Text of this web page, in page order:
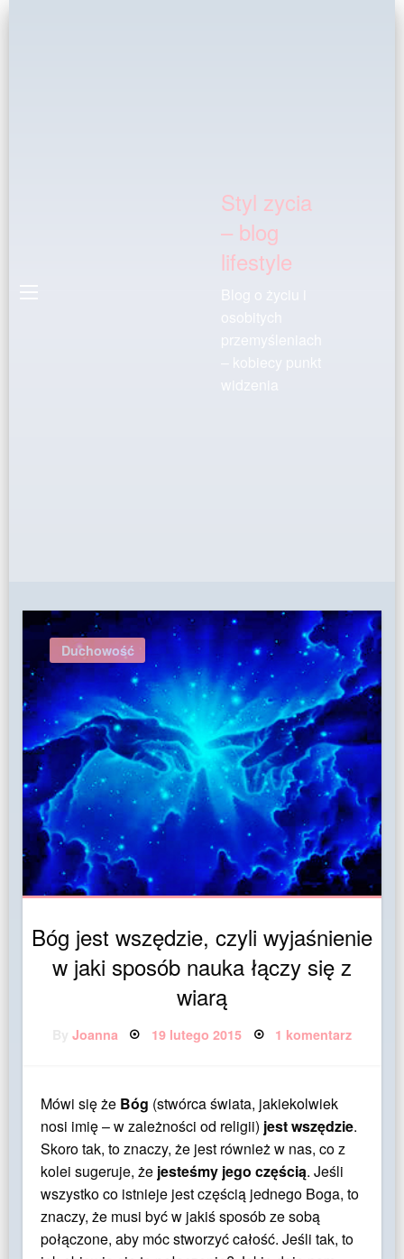
Styl zycia
– blog
lifestyle
przemyśleniach
– kobiecy punkt
widzenia
Duchowość
Bóg jest wszędzie, czyli wyjaśnienie
w jaki sposób nauka łączy się z
wiarą
Joanna Posted
on
19 lutego 2015 1 komentarzdo
Bóg
jaki
sposób
wiarą
Mówi się że Bóg (stwórca świata, jakiekolwiek
nosi imię – w zależności od religii) jest wszędzie.
Skoro tak, to znaczy, że jest również w nas, co z
kolei sugeruje, że jesteśmy jego częścią. Jeśli
wszystko co istnieje jest częścią jednego Boga, to
znaczy, że musi być w jakiś sposób ze sobą
połączone, aby móc stworzyć całość. Jeśli tak, to